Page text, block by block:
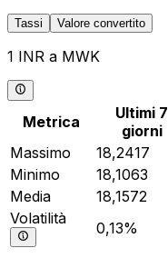
Tassi Valore convertito
1 INR a MWK
Metrica
Ultimi 7
giorni
Massimo
18,2417
Minimo
18,1063
Media
18,1572
Volatilità
0,13%